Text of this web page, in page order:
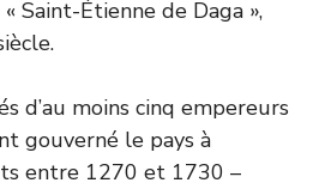
Saint-Étienne de Daga »,
d’au moins cinq empereurs
gouverné le pays à
entre 1270 et 1730 –